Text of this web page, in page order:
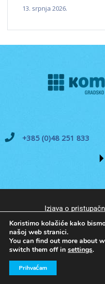
13. srpnja 2026.
+385 (0)48 251 833
Izjava o
© GKP Komunalac
Koristimo kolačiće kako
našoj web stranici.
You can find out more about
switch them off in settings.
Prihvaćam